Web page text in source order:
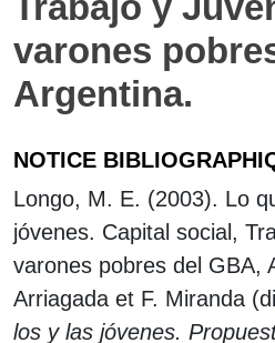
varones
Argentina.
NOTICE
Longo, M. E. (2003). Lo
jóvenes. Capital social,
varones pobres del GBA,
Arriagada et F. Miranda
los y las jóvenes.